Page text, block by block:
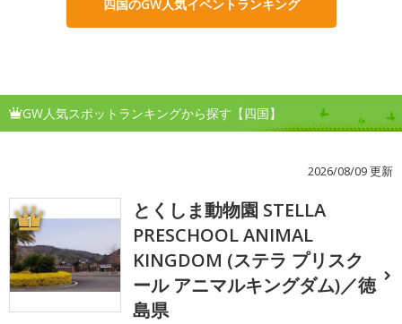
四国のGW人気イベントランキング
GW人気スポットランキングから探す【四国】
2026/08/09 更新
1
とくしま動物園 STELLA
PRESCHOOL ANIMAL
KINGDOM (ステラ プリスク
ール アニマルキングダム)／徳
島県